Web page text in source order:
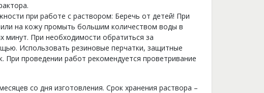
при работе с раствором: Беречь от детей! При
или на кожу промыть большим количеством воды в
минут. При необходимости обратиться за
Использовать резиновые перчатки, защитные
При проведении работ рекомендуется проветривание
со дня изготовления. Срок хранения раствора –